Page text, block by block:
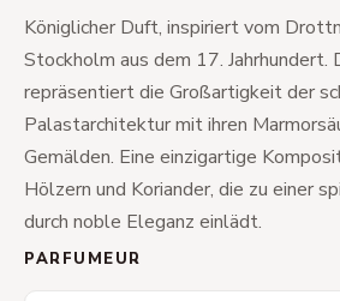
Königlicher Duft, inspiriert vom
Stockholm aus dem 17. Jahrhundert.
repräsentiert die Großartigkeit der
Palastarchitektur mit ihren
Gemälden. Eine einzigartige
Hölzern und Koriander, die zu einer
durch noble Eleganz einlädt.
PARFUMEUR